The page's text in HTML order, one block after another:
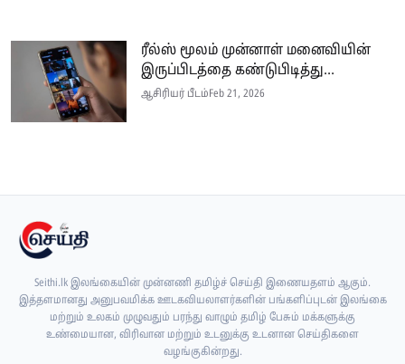
ரீல்ஸ் மூலம் முன்னாள் மனைவியின்
இருப்பிடத்தை கண்டுபிடித்து...
ஆசிரியர் பீடம்Feb 21, 2026
Seithi.lk இலங்கையின் முன்னணி தமிழ்ச் செய்தி இணையதளம் ஆகும்.
இத்தளமானது அனுபவமிக்க ஊடகவியலாளர்களின் பங்களிப்புடன் இலங்கை
மற்றும் உலகம் முழுவதும் பரந்து வாழும் தமிழ் பேசும் மக்களுக்கு
உண்மையான, விரிவான மற்றும் உடனுக்கு உடனான செய்திகளை
வழங்குகின்றது.